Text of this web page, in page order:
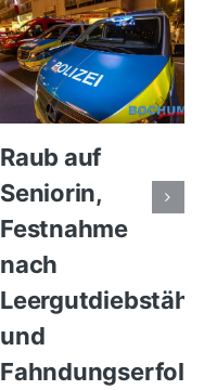
Raub auf
Seniorin,
Festnahme
nach
und
Fahndungserfolg